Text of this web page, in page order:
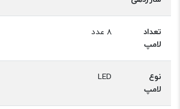
تعداد
لامپ
8 عدد
نوع
لامپ
LED